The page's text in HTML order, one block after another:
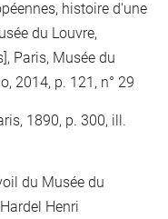
histoire d'une
du Louvre,
Paris, Musée du
2014, p. 121, n° 29
1890, p. 300, ill.
du Musée du
Henri